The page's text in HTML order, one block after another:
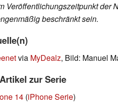
Veröffentlichungszeitpunkt der
beschränkt sein.
via MyDealz, Bild: Manuel
zur Serie
14 (iPhone Serie)